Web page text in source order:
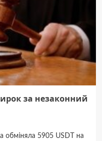
за незаконний
5905 USDT на